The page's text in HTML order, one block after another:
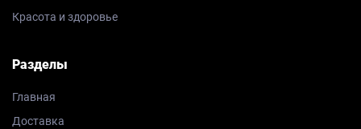
Красота и здоровье
Разделы
Главная
Доставка